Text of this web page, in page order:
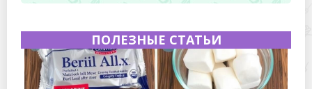
ПОЛЕЗНЫЕ СТАТЬИ